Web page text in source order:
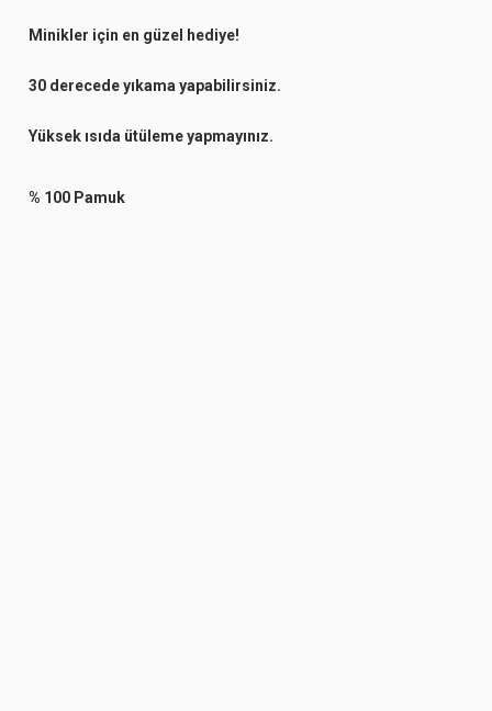
Minikler için en güzel hediye!
30 derecede yıkama yapabilirsiniz.
Yüksek ısıda ütüleme yapmayınız.
% 100 Pamuk